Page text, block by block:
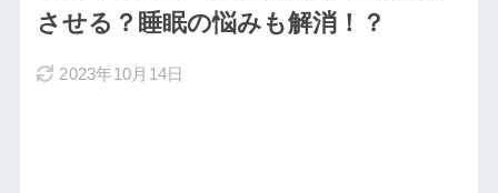
させる？睡眠の悩みも解消！？
2023年10月14日